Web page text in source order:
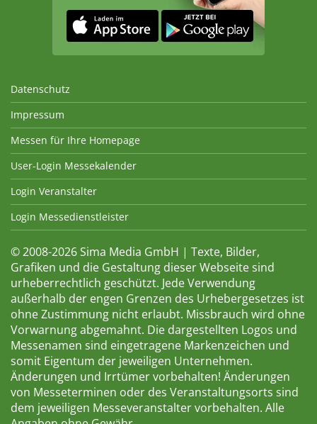
Datenschutz
Impressum
Messen für Ihre Homepage
User-Login Messekalender
Login Veranstalter
Login Messedienstleister
© 2008-2026 Sima Media GmbH | Texte, Bilder,
Grafiken und die Gestaltung dieser Webseite sind
urheberrechtlich geschützt. Jede Verwendung
außerhalb der engen Grenzen des Urhebergesetzes ist
ohne Zustimmung nicht erlaubt. Missbrauch wird ohne
Vorwarnung abgemahnt. Die dargestellten Logos und
Messenamen sind eingetragene Markenzeichen und
somit Eigentum der jeweiligen Unternehmen.
Änderungen und Irrtümer vorbehalten! Änderungen
von Messeterminen oder des Veranstaltungsorts sind
dem jeweiligen Messeveranstalter vorbehalten. Alle